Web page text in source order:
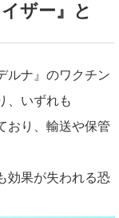
ザー』と
ルナ』のワクチン
、いずれも
おり、輸送や保管
効果が失われる恐